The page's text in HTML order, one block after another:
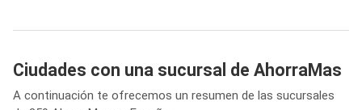
Ciudades con una sucursal de AhorraMas
A continuación te ofrecemos un resumen de las sucursales